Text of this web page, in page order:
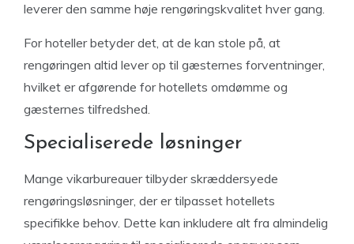
leverer den samme høje rengøringskvalitet hver gang.
For hoteller betyder det, at de kan stole på, at
rengøringen altid lever op til gæsternes forventninger,
hvilket er afgørende for hotellets omdømme og
gæsternes tilfredshed.
Specialiserede løsninger
Mange vikarbureauer tilbyder skræddersyede
rengøringsløsninger, der er tilpasset hotellets
specifikke behov. Dette kan inkludere alt fra almindelig